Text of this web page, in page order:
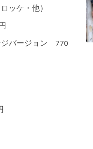
ッケ・他）
ジバージョン 770